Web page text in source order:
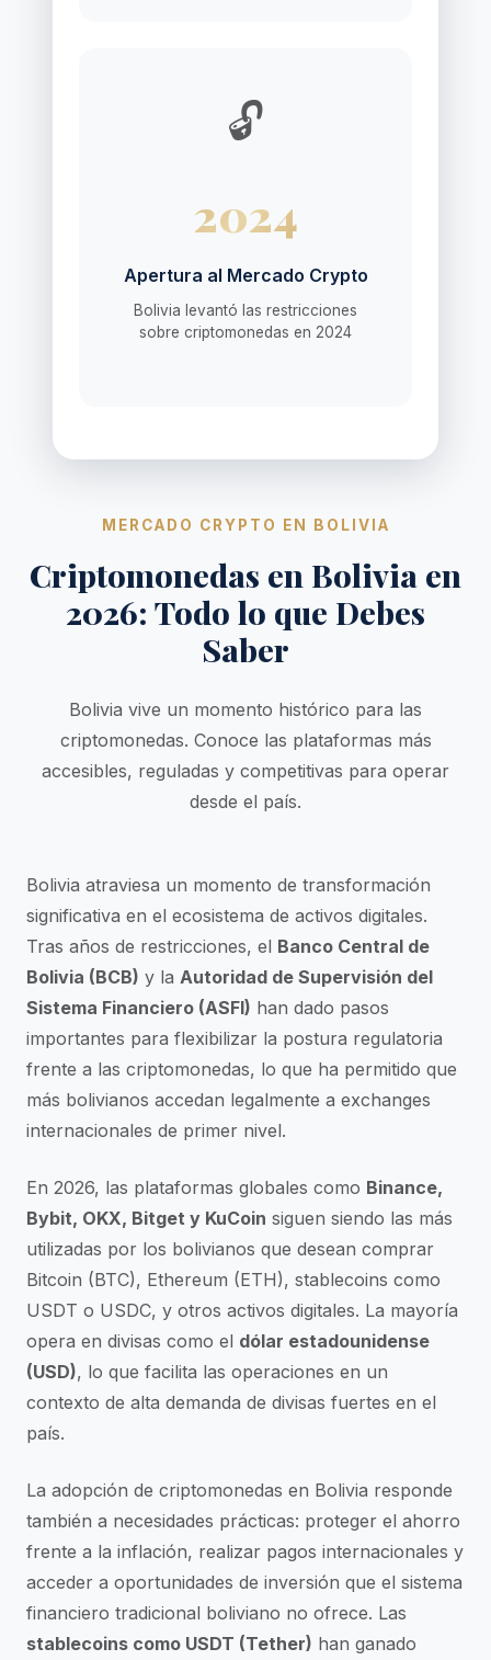
🔓
2024
Apertura al Mercado Crypto
Bolivia levantó las restricciones
sobre criptomonedas en 2024
MERCADO CRYPTO EN BOLIVIA
Criptomonedas en Bolivia en
2026: Todo lo que Debes
Saber
Bolivia vive un momento histórico para las
criptomonedas. Conoce las plataformas más
accesibles, reguladas y competitivas para operar
desde el país.
Bolivia atraviesa un momento de transformación
significativa en el ecosistema de activos digitales.
Tras años de restricciones, el Banco Central de
Bolivia (BCB) y la Autoridad de Supervisión del
Sistema Financiero (ASFI) han dado pasos
importantes para flexibilizar la postura regulatoria
frente a las criptomonedas, lo que ha permitido que
más bolivianos accedan legalmente a exchanges
internacionales de primer nivel.
En 2026, las plataformas globales como Binance,
Bybit, OKX, Bitget y KuCoin siguen siendo las más
utilizadas por los bolivianos que desean comprar
Bitcoin (BTC), Ethereum (ETH), stablecoins como
USDT o USDC, y otros activos digitales. La mayoría
opera en divisas como el dólar estadounidense
(USD), lo que facilita las operaciones en un
contexto de alta demanda de divisas fuertes en el
país.
La adopción de criptomonedas en Bolivia responde
también a necesidades prácticas: proteger el ahorro
frente a la inflación, realizar pagos internacionales y
acceder a oportunidades de inversión que el sistema
financiero tradicional boliviano no ofrece. Las
stablecoins como USDT (Tether) han ganado